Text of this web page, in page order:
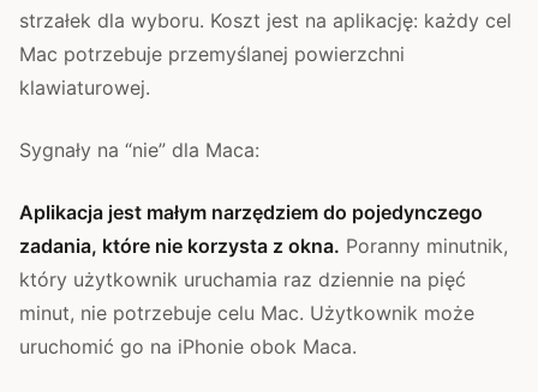
strzałek dla wyboru. Koszt jest na aplikację: każdy cel
Mac potrzebuje przemyślanej powierzchni
klawiaturowej.
Sygnały na “nie” dla Maca:
Aplikacja jest małym narzędziem do pojedynczego
zadania, które nie korzysta z okna. Poranny minutnik,
który użytkownik uruchamia raz dziennie na pięć
minut, nie potrzebuje celu Mac. Użytkownik może
uruchomić go na iPhonie obok Maca.